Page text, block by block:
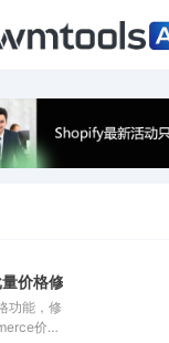
价格修改,标签清除功能
功能，修
价格